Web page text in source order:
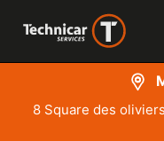
8 Square des